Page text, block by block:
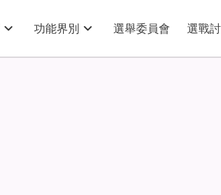
功能界別 選舉委員會 選戰